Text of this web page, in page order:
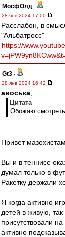
МосфОлд -
28 янв 2024 17:00
Расслабон, в
"Альбатросс"
https://
Gt3 -
28 янв 2024 16:42
авоська
Цитата
Обожаю
Привет
Вы и в теннисе
думал только в
Ракетку держали
Я когда активно
детей в живую,
присутствовали
активно